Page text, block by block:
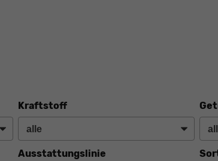
Kraftstoff
Ausstattungslinie